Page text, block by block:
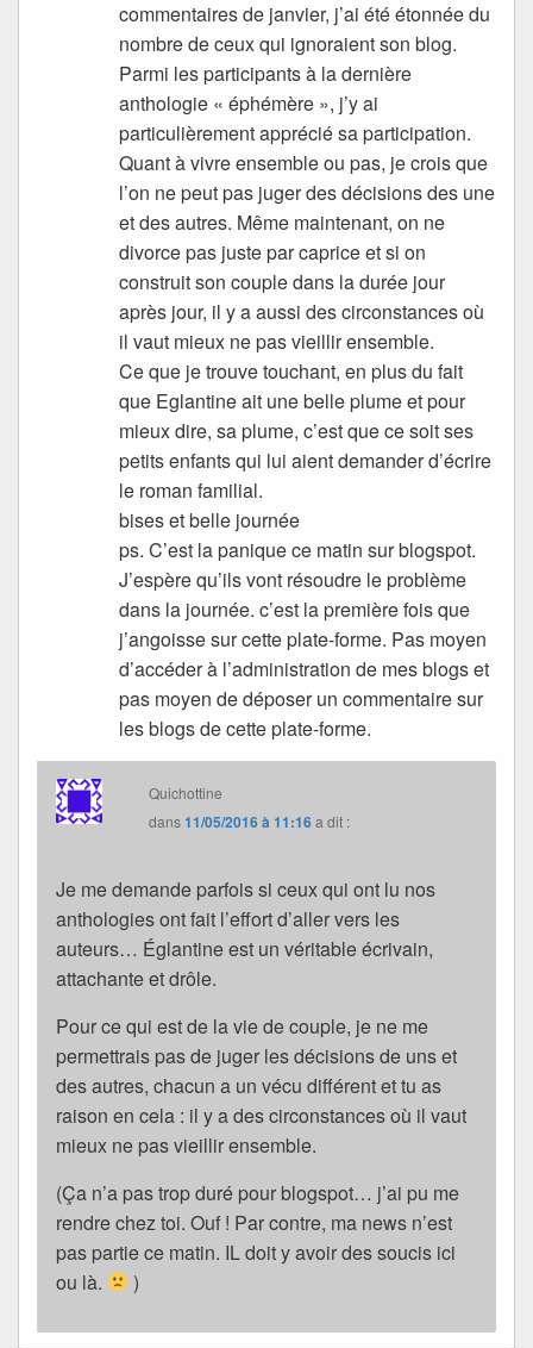
commentaires de janvier, j’ai été étonnée du
nombre de ceux qui ignoraient son blog.
Parmi les participants à la dernière
anthologie « éphémère », j’y ai
particulièrement apprécié sa participation.
Quant à vivre ensemble ou pas, je crois que
l’on ne peut pas juger des décisions des une
et des autres. Même maintenant, on ne
divorce pas juste par caprice et si on
construit son couple dans la durée jour
après jour, il y a aussi des circonstances où
il vaut mieux ne pas vieillir ensemble.
Ce que je trouve touchant, en plus du fait
que Eglantine ait une belle plume et pour
mieux dire, sa plume, c’est que ce soit ses
petits enfants qui lui aient demander d’écrire
le roman familial.
bises et belle journée
ps. C’est la panique ce matin sur blogspot.
J’espère qu’ils vont résoudre le problème
dans la journée. c’est la première fois que
j’angoisse sur cette plate-forme. Pas moyen
d’accéder à l’administration de mes blogs et
pas moyen de déposer un commentaire sur
les blogs de cette plate-forme.
Quichottine
dans11/05/2016 à 11:16a dit :
Je me demande parfois si ceux qui ont lu nos
anthologies ont fait l’effort d’aller vers les
auteurs… Églantine est un véritable écrivain,
attachante et drôle.
Pour ce qui est de la vie de couple, je ne me
permettrais pas de juger les décisions de uns et
des autres, chacun a un vécu différent et tu as
raison en cela : il y a des circonstances où il vaut
mieux ne pas vieillir ensemble.
(Ça n’a pas trop duré pour blogspot… j’ai pu me
rendre chez toi. Ouf ! Par contre, ma news n’est
pas partie ce matin. IL doit y avoir des soucis ici
ou là.
)